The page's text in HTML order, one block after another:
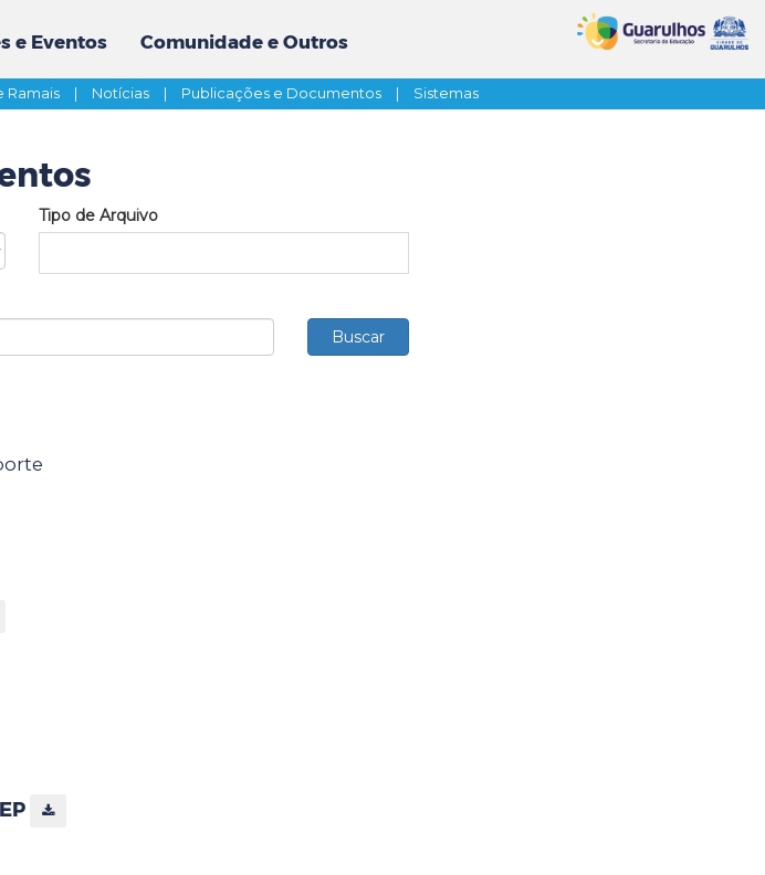
e Eventos Comunidade e Outros
Ramais | Notícias | Publicações e Documentos | Sistemas
Tipo de Arquivo